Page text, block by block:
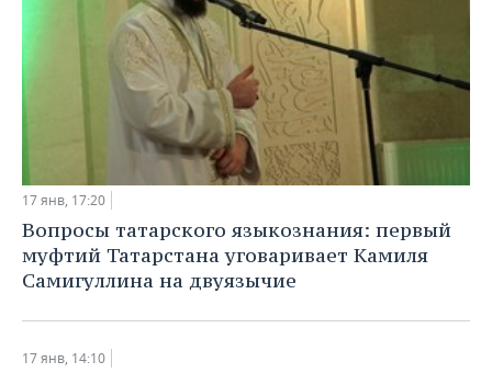
17 янв, 17:20
Вопросы татарского языкознания: первый
муфтий Татарстана уговаривает Камиля
Самигуллина на двуязычие
17 янв, 14:10